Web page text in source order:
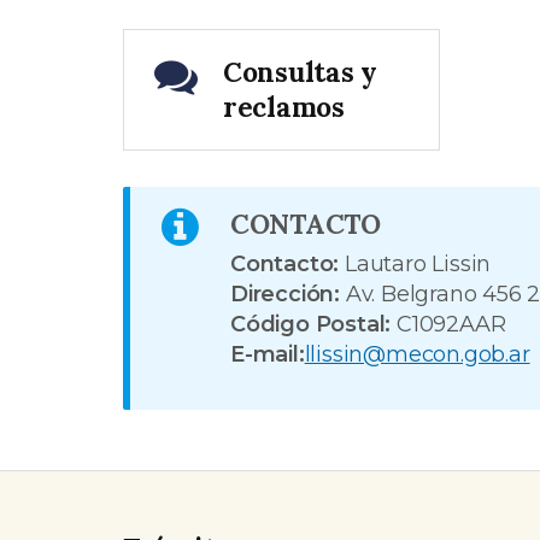
Consultas y
reclamos
CONTACTO
Contacto: Lautaro Lissin
Dirección: Av. Belgrano 456
Código Postal: C1092AAR
E-mail: llissin@mecon.gob.ar